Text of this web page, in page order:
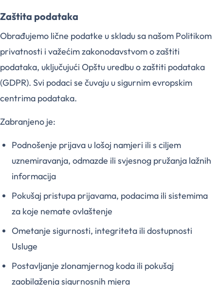
Zaštita podataka
Obrađujemo lične podatke u skladu sa našom Politikom
privatnosti i važećim zakonodavstvom o zaštiti
podataka, uključujući Opštu uredbu o zaštiti podataka
(GDPR). Svi podaci se čuvaju u sigurnim evropskim
centrima podataka.
Zabranjeno je:
Podnošenje prijava u lošoj namjeri ili s ciljem
uznemiravanja, odmazde ili svjesnog pružanja lažnih
informacija
Pokušaj pristupa prijavama, podacima ili sistemima
za koje nemate ovlaštenje
Ometanje sigurnosti, integriteta ili dostupnosti
Usluge
Postavljanje zlonamjernog koda ili pokušaj
zaobilaženja sigurnosnih mjera